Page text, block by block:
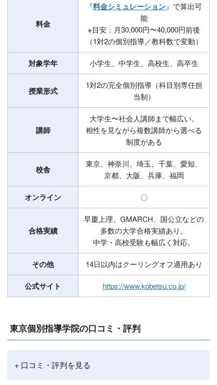
料金
『料金シミュレーション』で算出可
能
※目安：月30,000円〜40,000円前後
（1対2の個別指導／教科数で変動）
対象学年 小学生、中学生、高校生、高卒生
授業形式
1対2の完全個別指導（科目別専任担
当制）
講師
大学生〜社会人講師まで幅広い。
相性を見ながら複数講師から選べる
制度がある
校舎
東京、神奈川、埼玉、千葉、愛知、
京都、大阪、兵庫、福岡
オンライン 〇
合格実績
早慶上理、GMARCH、国公立などの
多数の大学合格実績あり。
中学・高校受験も幅広く対応。
その他 14日以内はクーリングオフ適用あり
公式サイト https://www.kobetsu.co.jp/
東京個別指導学院の口コミ・評判
+ 口コミ・評判を見る